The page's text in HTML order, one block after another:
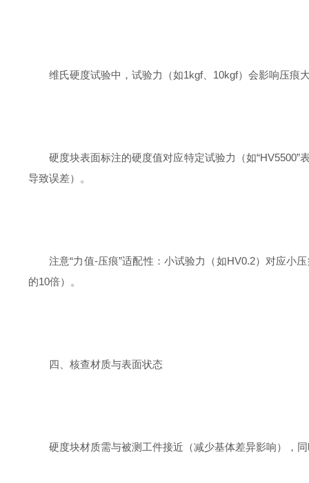
维氏硬度试验中，试验力（如1kgf、10kgf）会影响压痕
硬度块表面标注的硬度值对应特定试验力（如
导致误差）。
注意“力值-压痕”适配性：小试验力（如HV0.2）对应小
的10倍）。
四、核查材质与表面状态
硬度块材质需与被测工件接近（减少基体差异影响），